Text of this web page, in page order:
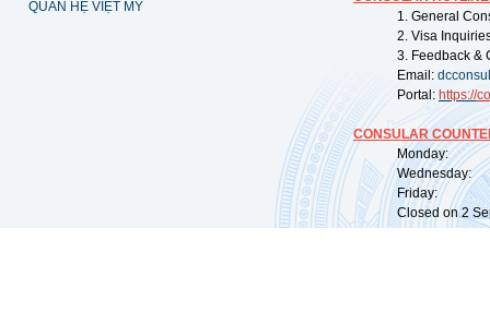
QUAN HỆ VIỆT MỸ
1. General
2. Visa
3. Feedback &
Email:
Portal: https://
CONSULAR
Monday:
Wednesday:
Friday:
Closed on 2